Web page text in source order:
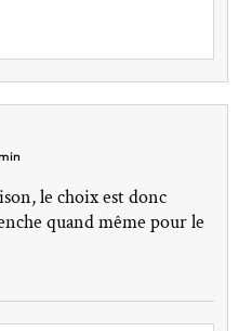
le choix est donc
quand même pour le